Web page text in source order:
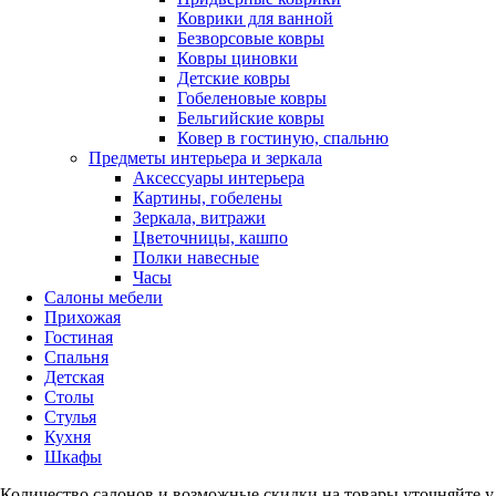
Коврики для ванной
Безворсовые ковры
Ковры циновки
Детские ковры
Гобеленовые ковры
Бельгийские ковры
Ковер в гостиную, спальню
Предметы интерьера и зеркала
Аксессуары интерьера
Картины, гобелены
Зеркала, витражи
Цветочницы, кашпо
Полки навесные
Часы
Салоны мебели
Прихожая
Гостиная
Спальня
Детская
Столы
Стулья
Кухня
Шкафы